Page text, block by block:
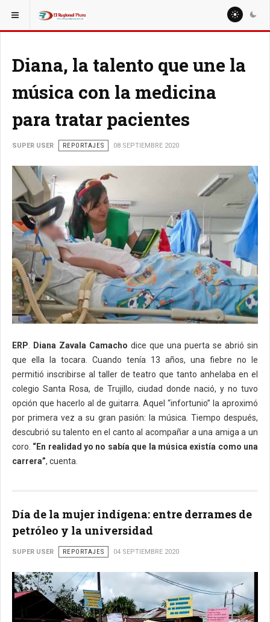
ESTÁ AQUÍ: ESPECIALES
Diana, la talento que une la
música con la medicina
para tratar pacientes
SUPER USER REPORTAJES 08 SEPTIEMBRE 2020
ERP Diana Zavala Camacho dice que una puerta se abrió sin
que ella la tocara. Cuando tenía 13 años, una fiebre no le
permitió inscribirse al taller de teatro que tanto anhelaba en el
colegio Santa Rosa, de Trujillo, ciudad donde nació, y no tuvo
opción que hacerlo al de guitarra. Aquel “infortunio” la aproximó
por primera vez a su gran pasión: la música. Tiempo después,
descubrió su talento en el canto al acompañar a una amiga a un
coro. “En realidad yo no sabía que la música existía como una
carrera”, cuenta.
Día de la mujer indígena: entre derrames de
petróleo y la universidad
SUPER USER REPORTAJES 04 SEPTIEMBRE 2020